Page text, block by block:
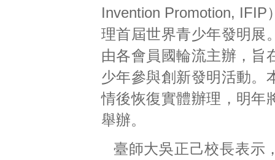
Invention Promotion, IFIP
理首屆世界青少年發明展
由各會員國輪流主辦，旨
少年參與創新發明活動。
情後恢復實體辦理，明年
舉辦。
臺師大吳正己校長表示